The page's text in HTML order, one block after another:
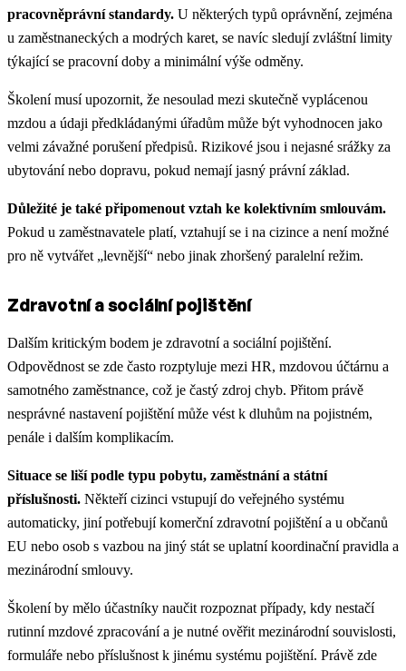
pracovněprávní standardy. U některých typů oprávnění, zejména
u zaměstnaneckých a modrých karet, se navíc sledují zvláštní limity
týkající se pracovní doby a minimální výše odměny.
Školení musí upozornit, že nesoulad mezi skutečně vyplácenou
mzdou a údaji předkládanými úřadům může být vyhodnocen jako
velmi závažné porušení předpisů. Rizikové jsou i nejasné srážky za
ubytování nebo dopravu, pokud nemají jasný právní základ.
Důležité je také připomenout vztah ke kolektivním smlouvám.
Pokud u zaměstnavatele platí, vztahují se i na cizince a není možné
pro ně vytvářet „levnější“ nebo jinak zhoršený paralelní režim.
Zdravotní a sociální pojištění
Dalším kritickým bodem je zdravotní a sociální pojištění.
Odpovědnost se zde často rozptyluje mezi HR, mzdovou účtárnu a
samotného zaměstnance, což je častý zdroj chyb. Přitom právě
nesprávné nastavení pojištění může vést k dluhům na pojistném,
penále i dalším komplikacím.
Situace se liší podle typu pobytu, zaměstnání a státní
příslušnosti. Někteří cizinci vstupují do veřejného systému
automaticky, jiní potřebují komerční zdravotní pojištění a u občanů
EU nebo osob s vazbou na jiný stát se uplatní koordinační pravidla a
mezinárodní smlouvy.
Školení by mělo účastníky naučit rozpoznat případy, kdy nestačí
rutinní mzdové zpracování a je nutné ověřit mezinárodní souvislosti,
formuláře nebo příslušnost k jinému systému pojištění. Právě zde